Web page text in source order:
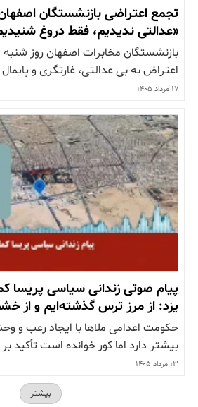
تجمع اعتراضی بازنشستگان
«عدالتی ندیدیم، فقط دروغ
اعتراض به بی عدالتی، غارتگری و
مقابل استانداری اصفهان تجمع کردند
و وضعیت معیشتی خود اعتراض کردند و
«عدالتی ندیدیم، فقط…
۱۷ مرداد ۱۴۰۵
پیام صوتی زندانی سیاسی پریسا
یزد: از مرز ترس گذشته‌ایم و از
حکومت اعدامی ملاها با ایجاد رعب و
بیشتر دارد اما کور خوانده است تأکید
مقاومت مردم و فراخوان به سازمان های
متوقف کردن ماشین کشتار رژیم پریسا
سیاسی در زندان مرکزی یزد، با ارسال
۱۳ مرداد ۱۴۰۵
بیشتر